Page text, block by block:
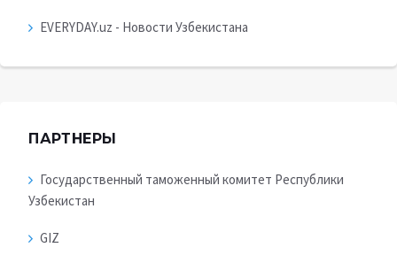
EVERYDAY.uz - Новости Узбекистана
ПАРТНЕРЫ
Государственный таможенный комитет Республики
Узбекистан
GIZ